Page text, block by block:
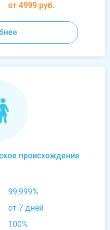
от 4999 руб.
происхождение
99,999%
от 7 дней
100%